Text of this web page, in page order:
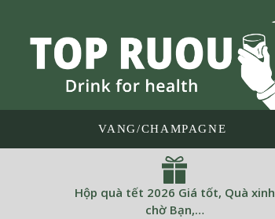
VANG/CHAMPAGNE
Hộp quà tết 2026 Giá tốt, Quà xinh
chờ Bạn,…